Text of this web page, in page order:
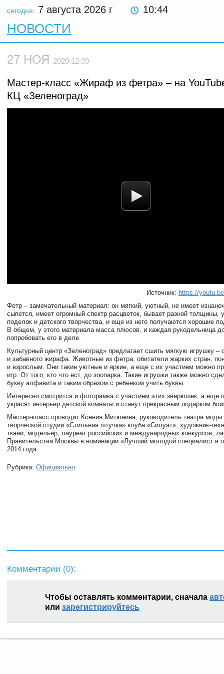
сегодня: 7 августа 2026 г 10:44
НОВОСТИ
27 НОЯ 2020 12:39
Мастер-класс «Жираф из фетра» – на
КЦ «Зеленоград»
Источник: https://
Фетр – замечательный материал: он мягкий, уютный, не имеет
сыпется, имеет огромный спектр расцветок, бывает разной толщины,
поделок и детского творчества, и еще из него получаются хорошие
В общем, у этого материала масса плюсов, и каждая рукодельница
попробовать его в деле.
Культурный центр «Зеленоград» предлагает сшить мягкую игрушку –
и забавного жирафа. Животные из фетра, обитатели жарких стран,
и взрослым. Они такие уютные и яркие, а еще с их участием можно
игр. От того, кто что ест, до зоопарка. Такие игрушки также можно
букву алфавита и таким образом с ребенком учить буквы.
Интересно смотрится и фоторамка с участием этих зверюшек, а еще
украсят интерьер детской комнаты и станут прекрасным подарком
Мастер-класс проводит Ксения Митюнина, руководитель театра
творческой студии «Стильная штучка» клуба «Силуэт», художник-
ткани, модельер, лауреат российских и международных конкурсов,
Правительства Москвы в номинации «Лучший молодой специалист в
2014 года.
Рубрика: Официально
Комментарии (0):
Чтобы оставлять комментарии, сначала
или зарегистрируйтесь